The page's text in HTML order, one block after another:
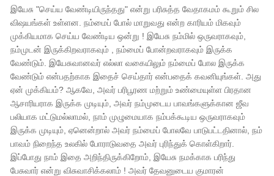
இயேசு "செய்ய வேண்டியிருந்தது" என்று பரிசுத்த வேதாகமம் கூறும் சில
விஷயங்கள் உள்ளன. நம்மைப் போல் மாறுவது என்ற காரியம் மிகவும்
முக்கியமாக செய்ய வேண்டிய ஒன்று ! இயேசு நம்மில் ஒருவராகவும்,
நம்முடன் இருக்கிறவராகவும் , நம்மைப் போன்றவராகவும் இருக்க
வேண்டும். இயேசுவானவர் எல்லா வகையிலும் நம்மைப் போல இருக்க
வேண்டும் என்பதற்காக இதைச் செய்தார் என்பதைக் கவனியுங்கள். அது
ஏன் முக்கியம்? ஆகவே, அவர் பரிபூரண மற்றும் உண்மையுள்ள பிரதான
ஆசாரியராக இருக்க முடியும், அவர் நம்முடைய பாவங்களுக்கான ஜீவ
பலியாக மட்டுமல்லாமல், நாம் முழுமையாக நம்பக்கூடிய ஒருவராகவும்
இருக்க முடியும், ஏனென்றால் அவர் நம்மைப் போலவே பாடுபட்டதினால், நம்
பாவம் நிறைந்த உலகில் போராடுவதை அவர் புரிந்துக் கொள்கிறார்.
இப்போது நாம் இதை அறிந்திருக்கிறோம், இயேசு நமக்காக பரிந்து
பேசுவார் என்று விசுவாசிக்கலாம் ! அவர் தேவனுடைய குமாரன்